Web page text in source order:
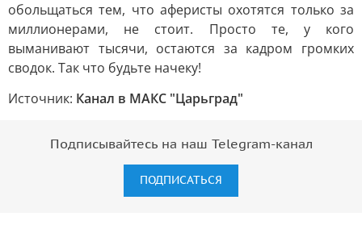
обольщаться тем, что аферисты охотятся только за
миллионерами, не стоит. Просто те, у кого
выманивают тысячи, остаются за кадром громких
сводок. Так что будьте начеку!
Источник: Канал в МАКС "Царьград"
Подписывайтесь на наш Telegram-канал
ПОДПИСАТЬСЯ